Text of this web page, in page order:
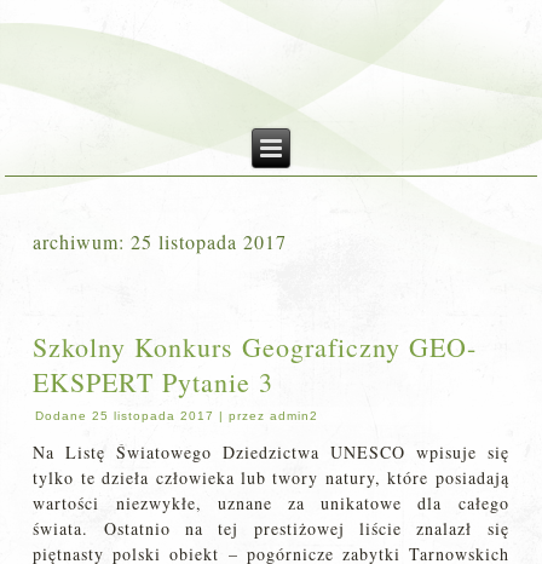
archiwum:25 listopada 2017
Szkolny Konkurs Geograficzny GEO-
EKSPERT Pytanie 3
Dodane 25 listopada 2017 |przez admin2
Na Listę Światowego Dziedzictwa UNESCO wpisuje się
tylko te dzieła człowieka lub twory natury, które posiadają
wartości niezwykłe, uznane za unikatowe dla całego
świata. Ostatnio na tej prestiżowej liście znalazł się
piętnasty polski obiekt – pogórnicze zabytki Tarnowskich